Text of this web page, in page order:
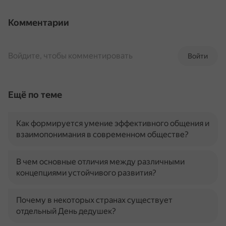
Комментарии
Войти
Войдите, чтобы комментировать
Ещё по теме
Как формируется умение эффективного общения и
взаимопонимания в современном обществе?
В чем основные отличия между различными
концепциями устойчивого развития?
Почему в некоторых странах существует
отдельный День дедушек?